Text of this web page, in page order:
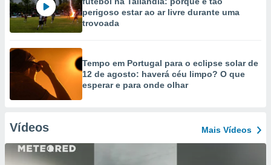
perigoso estar ao ar livre durante uma
trovoada
Tempo em Portugal para o eclipse solar de
12 de agosto: haverá céu limpo? O que
esperar e para onde olhar
Vídeos Mais Vídeos